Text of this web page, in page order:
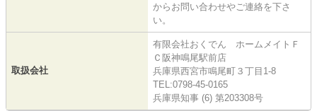
からお問い合わせやご連絡を下さ
い。
取扱会社
有限会社おくでん ホームメイトＦ
Ｃ阪神鳴尾駅前店
兵庫県西宮市鳴尾町３丁目1-8
TEL:0798-45-0165
兵庫県知事 (6) 第203308号